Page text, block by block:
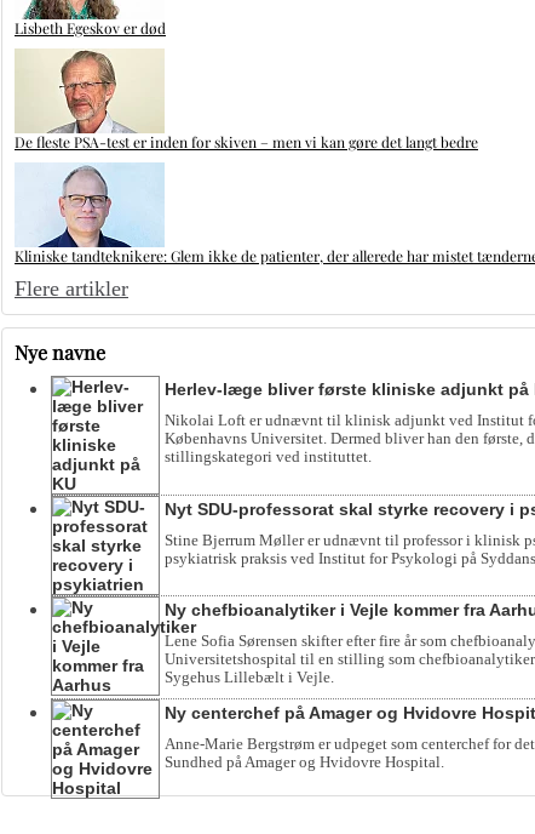
Lisbeth Egeskov er død
De fleste PSA-test er inden for skiven – men vi kan gøre det langt bedre
Kliniske tandteknikere: Glem ikke de patienter, der allerede har mistet
Flere artikler
Nye navne
Herlev-læge bliver første kliniske adjunkt på
Nikolai Loft er udnævnt til klinisk adjunkt ved Institut
Københavns Universitet. Dermed bliver han den første,
stillingskategori ved instituttet.
Nyt SDU-professorat skal styrke recovery i
Stine Bjerrum Møller er udnævnt til professor i klinisk
psykiatrisk praksis ved Institut for Psykologi på
Ny chefbioanalytiker i Vejle kommer fra
Lene Sofia Sørensen skifter efter fire år som
Universitetshospital til en stilling som
Sygehus Lillebælt i Vejle.
Ny centerchef på Amager og Hvidovre
Anne-Marie Bergstrøm er udpeget som centerchef for
Sundhed på Amager og Hvidovre Hospital.